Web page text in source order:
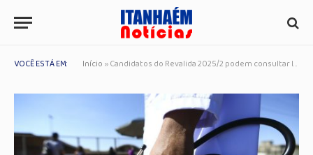
VOCÊ ESTÁ EM: Início »Candidatos do Revalida 2025/2 podem consultar locais da prova prática